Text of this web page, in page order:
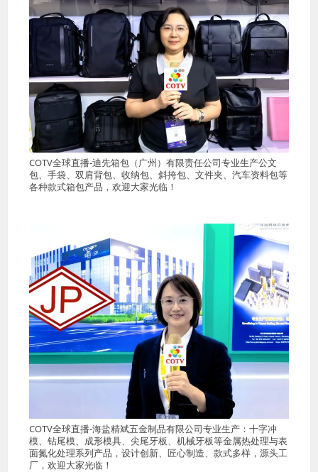
COTV全球直播-迪先箱包（广州）有限责任公司专业生产公文
包、手袋、双肩背包、收纳包、斜挎包、文件夹、汽车资料包等
各种款式箱包产品，欢迎大家光临！
COTV全球直播-海盐精斌五金制品有限公司专业生产：十字冲
模、钻尾模、成形模具、尖尾牙板、机械牙板等金属热处理与表
面氮化处理系列产品，设计创新、匠心制造、款式多样，源头工
厂，欢迎大家光临！